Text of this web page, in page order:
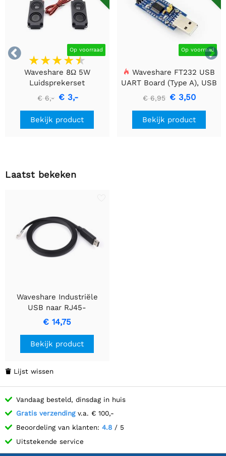

 Op voorraad
Waveshare 8Ω 5W
Luidsprekerset
€ 6,- € 3,-
Bekijk product
Op voorraad
Waveshare FT232 USB
UART Board (Type A), USB
naar TTL (UART)
Communicatiemodule
€ 6,95 € 3,50
Bekijk product
Laatst bekeken
Waveshare Industriële
USB naar RJ45-
consolekabel, USB Type A
naar RJ45-console
mannelijke poort,
originele FT232RL-chip,
€ 14,75
Bekijk product
 Lijst wissen
Vandaag besteld, dinsdag in huis
Gratis verzendingv.a. € 100,-
Beoordeling van klanten: 4.8 / 5
Uitstekende service